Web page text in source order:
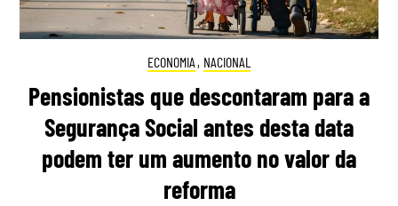
ECONOMIA , NACIONAL
Pensionistas que descontaram para a
Segurança Social antes desta data
podem ter um aumento no valor da
reforma